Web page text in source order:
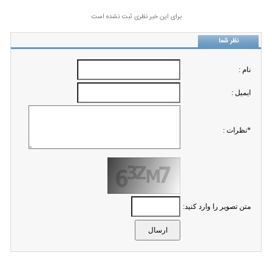
برای این خبر نظری ثبت نشده است
نظر شما
نام :
ايميل :
*نظرات :
متن تصویر را وارد کنید: